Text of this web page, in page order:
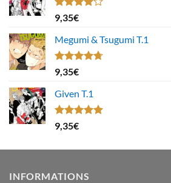
Note
4.00
5
9,35€
Megumi & Tsugumi T.1
Note4.67
sur 5
9,35€
Given T.1
Note5.00
sur 5
9,35€
INFORMATIONS